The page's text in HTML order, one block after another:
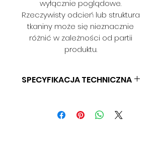
wyłącznie poglądowe.
Rzeczywisty odcień lub struktura
tkaniny może się nieznacznie
różnić w zależności od partii
produktu.
SPECYFIKACJA TECHNICZNA
GRAMATURA: 315 G/M2
SZEROKOŚĆ: 140 CM